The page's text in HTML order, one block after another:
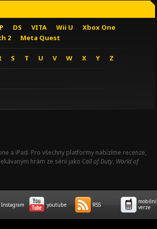
DS VITA Wii U
Xbox One
2 Meta Quest
S T U V W X Y Z
a iPad. Pro všechny platformy nabízíme recenze,
hrám ze sérií jako Call of Duty, World of
Instagram youtube RSS
mobilní
verze